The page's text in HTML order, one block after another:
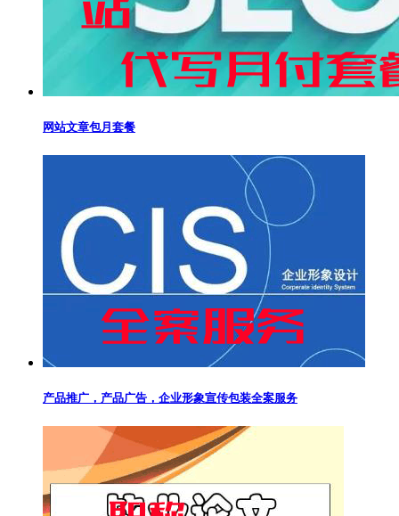
网站文章包月套餐
产品推广，产品广告，企业形象宣传包装全案服务